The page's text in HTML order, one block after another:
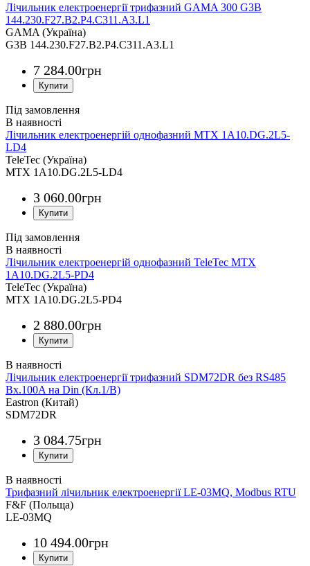
Лічильник електроенергії трифазний GAMA 300 G3B
144.230.F27.B2.P4.C311.A3.L1
GAMA (Україна)
G3B 144.230.F27.B2.P4.C311.A3.L1
7 284.00грн
Під замовлення
Лічильник електроенергій однофазний MTX 1A10.DG.2L5-
LD4
TeleTec (Україна)
MTX 1A10.DG.2L5-LD4
3 060.00грн
Під замовлення
Лічильник електроенергій однофазний TeleTec MTX
1A10.DG.2L5-PD4
TeleTec (Україна)
MTX 1A10.DG.2L5-PD4
2 880.00грн
Лічильник електроенергії трифазний SDM72DR без RS485
Вх.100A на Din (Кл.1/B)
Eastron (Китай)
SDM72DR
3 084.75грн
Трифазний лічильник електроенергії LE-03MQ, Modbus RTU
F&F (Польща)
LE-03MQ
10 494.00грн